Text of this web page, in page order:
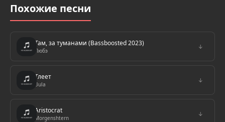
Похожие песни
Там, за туманами (Bassboosted 2023)
Любэ
↓
Тлеет
Bula
↓
Aristocrat
Morgenshtern
↓